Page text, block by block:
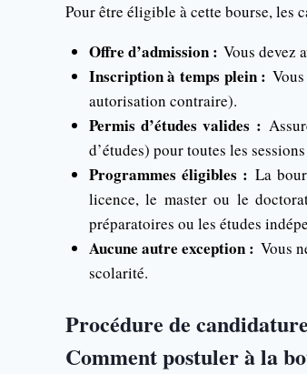
Pour être éligible à cette bourse, les
Offre d’admission : Vous devez
Inscription à temps plein :
autorisation contraire).
Permis d’études valides :
d’études) pour toutes les
Programmes éligibles : La
licence, le master ou le
préparatoires ou les études
Aucune autre exception : Vous
scolarité.
Procédure de candidature
Comment postuler à la